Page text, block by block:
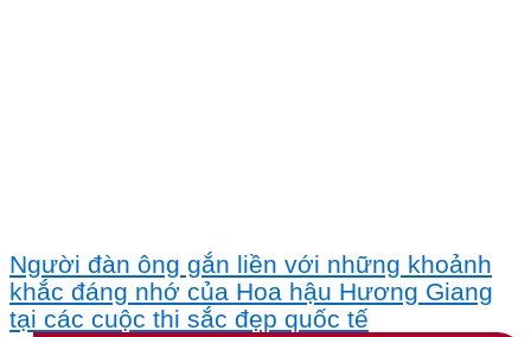
Người đàn ông gắn liền với những khoảnh
khắc đáng nhớ của Hoa hậu Hương Giang
tại các cuộc thi sắc đẹp quốc tế